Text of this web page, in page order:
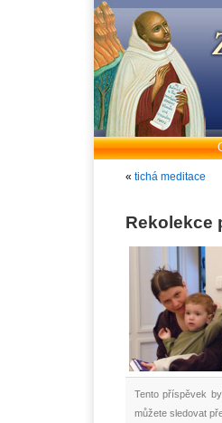
« tichá meditace
Rekolekce
Tento příspěvek
můžete sledovat